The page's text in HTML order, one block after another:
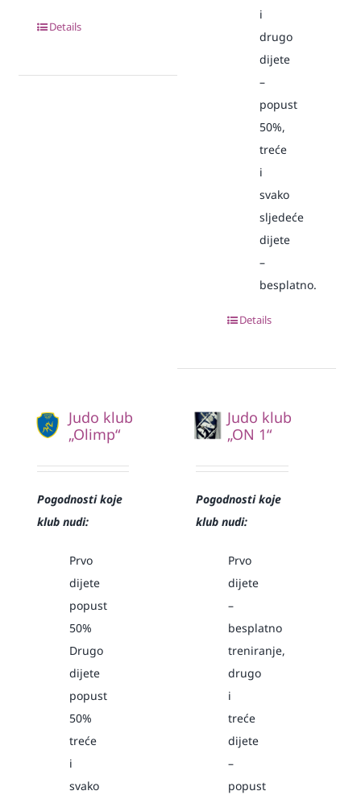
Details
i
drugo
dijete
–
popust
50%,
treće
i
svako
sljedeće
dijete
–
besplatno.
Details
Judo klub
„Olimp“
Pogodnosti koje
klub nudi:
Prvo
dijete
popust
50%
Drugo
dijete
popust
50%
treće
i
svako
Judo klub
„ON 1“
Pogodnosti koje
klub nudi:
Prvo
dijete
–
besplatno
treniranje,
drugo
i
treće
dijete
–
popust